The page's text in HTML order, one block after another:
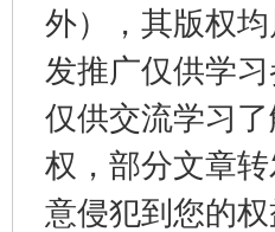
外），其版权
发推广仅供学
仅供交流学习
权，部分文章
意侵犯到您的
东山县通报“牛蛙产品抗生